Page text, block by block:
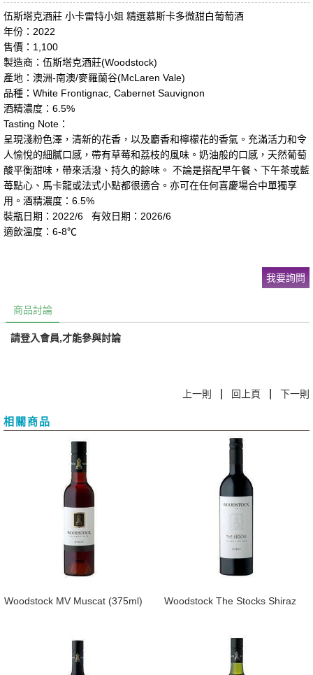
伍斯塔克酒莊 小卡雷特小姐 精選慕斯卡多微甜白葡萄酒
年份：2022
售價：1,100
製造商：伍斯塔克酒莊(Woodstock)
產地：澳洲-南澳/麥羅蘭谷(McLaren Vale)
品種：White Frontignac, Cabernet Sauvignon
酒精濃度：6.5%
Tasting Note：
呈現淺粉色澤，清新的花香，以及麝香和檸檬花的香氣。充滿活力和令
人愉悅的細膩口感，帶有草莓和荔枝的風味。奶油般的口感，天然葡萄
酸平衡甜味，帶來活潑、持久的餘味。 不論是搭配早午餐、下午茶或藍
苺點心、馬卡龍或法式小點都很適合。亦可在任何喜慶場合中單獨享
用。酒精濃度：6.5%
裝瓶日期：2022/6 有效日期：2026/6
適飲溫度：6-8℃
我要詢問
商品討論
請登入會員,才能參與討論
上一則 回上頁 下一則
相關商品
​Woodstock MV Muscat (375ml) Woodstock The Stocks Shiraz